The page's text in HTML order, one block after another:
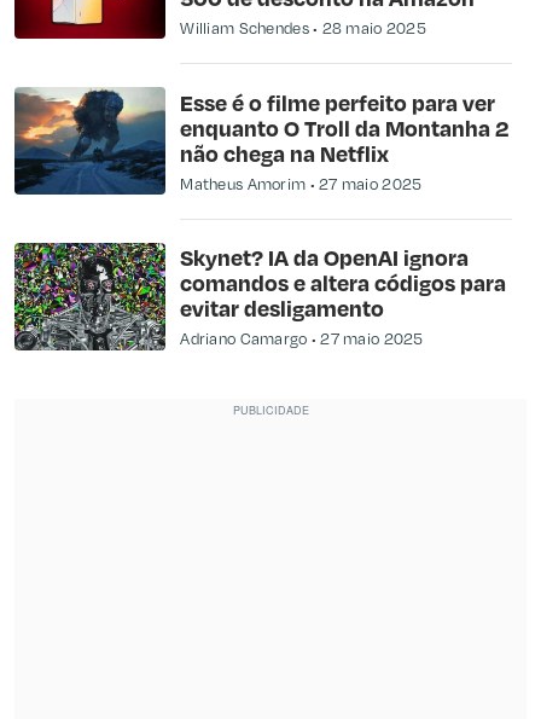
William Schendes 28 maio 2025
Esse é o filme perfeito para ver
enquanto O Troll da Montanha 2
não chega na Netflix
Matheus Amorim 27 maio 2025
Skynet? IA da OpenAI ignora
comandos e altera códigos para
evitar desligamento
Adriano Camargo 27 maio 2025